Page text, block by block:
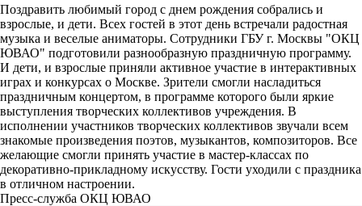
Поздравить любимый город с днем рождения собрались и
взрослые, и дети. Всех гостей в этот день встречали радостная
музыка и веселые аниматоры. Сотрудники ГБУ г. Москвы "ОКЦ
ЮВАО" подготовили разнообразную праздничную программу.
И дети, и взрослые приняли активное участие в интерактивных
играх и конкурсах о Москве. Зрители смогли насладиться
праздничным концертом, в программе которого были яркие
выступления творческих коллективов учреждения. В
исполнении участников творческих коллективов звучали всем
знакомые произведения поэтов, музыкантов, композиторов. Все
желающие смогли принять участие в мастер-классах по
декоративно-прикладному искусству. Гости уходили с праздника
в отличном настроении.
Пресс-служба ОКЦ ЮВАО